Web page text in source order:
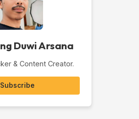
Duwi Arsana
& Content Creator.
Subscribe